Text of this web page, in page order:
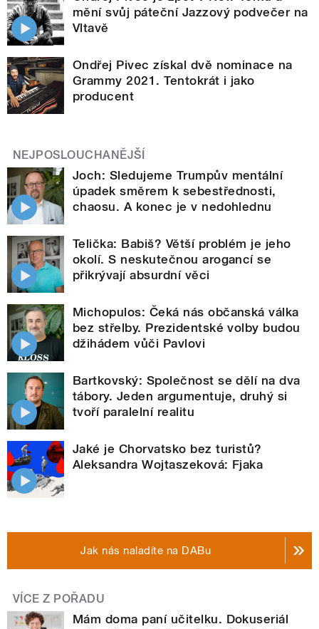
mění svůj páteční Jazzový podvečer na
Vltavě
Ondřej Pivec získal dvě nominace na
Grammy 2021. Tentokrát i jako
producent
NEJPOSLOUCHANĚJŠÍ
Joch: Sledujeme Trumpův mentální
úpadek směrem k sebestřednosti,
chaosu. A konec je v nedohlednu
Telička: Babiš? Větší problém je jeho
okolí. S neskutečnou arogancí se
přikrývají absurdní věci
Michopulos: Čeká nás občanská válka
bez střelby. Prezidentské volby budou
džihádem vůči Pavlovi
Bartkovský: Společnost se dělí na dva
tábory. Jeden argumentuje, druhý si
tvoří paralelní realitu
Jaké je Chorvatsko bez turistů?
Aleksandra Wojtaszeková: Fjaka
Jak nás naladíte na DABu
VÍCE Z POŘADU
Mám doma paní učitelku. Dokuseriál